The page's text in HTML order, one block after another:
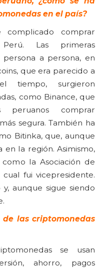
en el país?
complicado comprar
Las primeras
a persona, en
que era parecido a
tiempo, surgieron
como Binance, que
comprar
segura. También ha
Bitinka, que, aunque
la región. Asimismo,
la Asociación de
fui vicepresidente.
aunque sigue siendo
las criptomonedas
se usan
ahorro, pagos